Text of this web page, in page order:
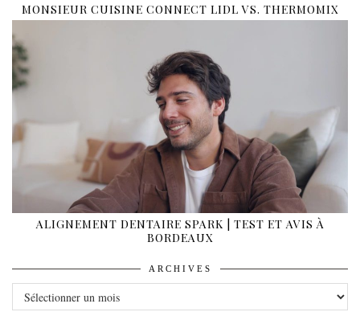
MONSIEUR CUISINE CONNECT LIDL VS. THERMOMIX
ALIGNEMENT DENTAIRE SPARK | TEST ET AVIS À
BORDEAUX
ARCHIVES
ARCHIVES